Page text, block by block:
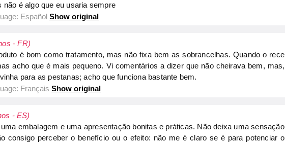
não é algo que eu usaria sempre
Español Show original
- FR)
é bom como tratamento, mas não fixa bem as sobrancelhas. Quando o
acho que é mais pequeno. Vi comentários a dizer que não cheirava bem,
para as pestanas; acho que funciona bastante bem.
Français Show original
- ES)
embalagem e uma apresentação bonitas e práticas. Não deixa uma
consigo perceber o benefício ou o efeito: não me é claro se é para potenciar